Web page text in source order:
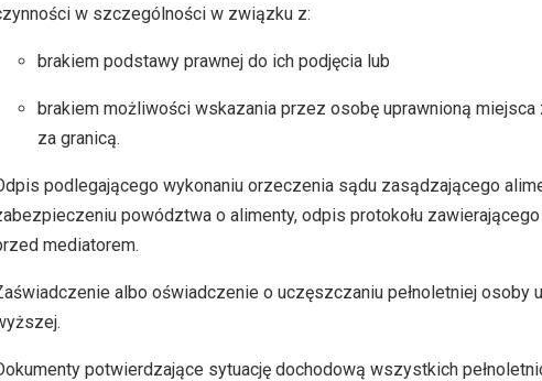
w szczególności w związku z:
brakiem podstawy prawnej do ich podjęcia lub
brakiem możliwości wskazania przez osobę uprawnioną miejsca
za granicą.
podlegającego wykonaniu orzeczenia sądu zasądzającego
powództwa o alimenty, odpis protokołu
mediatorem.
albo oświadczenie o uczęszczaniu pełnoletniej osoby
potwierdzające sytuację dochodową wszystkich